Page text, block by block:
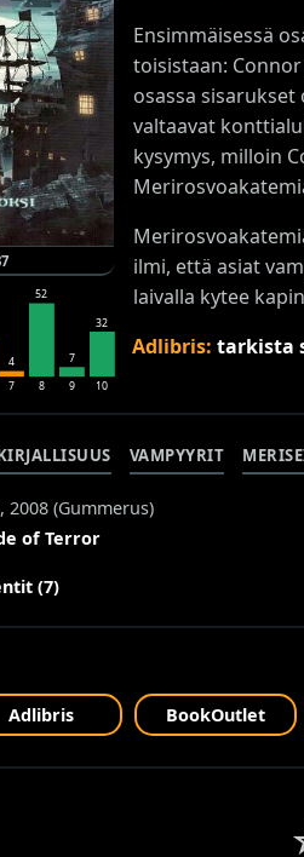
4
7
52
8
7
9
32
10
Ensimmäisessä
toisistaan:
osassa
valtaavat
kysymys, milloin
ilmi, että asiat
laivalla kytee
Adlibris: tarkista
VAMPYYRIT
2008 (Gummerus)
of Terror
(7)
Adlibris BookOutlet